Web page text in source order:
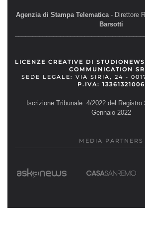
Agenzia di Stampa Telematica- Direttore
Barsotti
LICENZE CREATIVE DI
COMMUNICATION
SEDE LEGALE: VIA SIRIA, 24 -
P.IVA: 13361321006
Iscrizione Tribunale: 4/2022 del Registro
Gennaio 2022
MEDIA PARTNERS